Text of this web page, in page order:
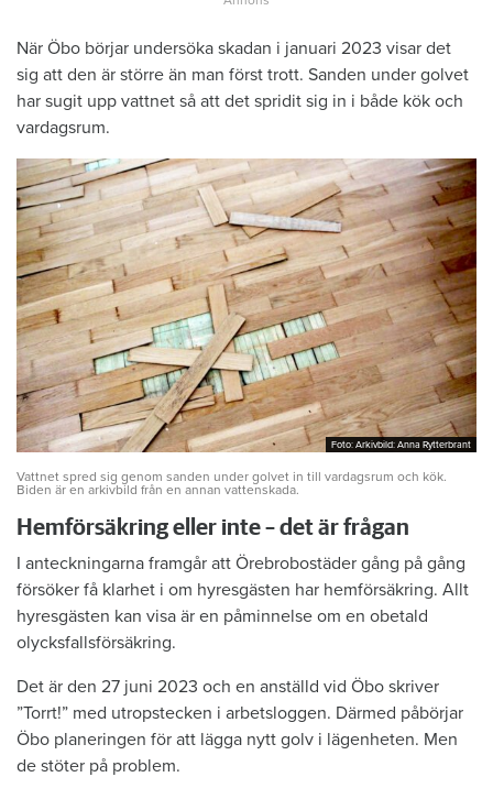
När Öbo börjar undersöka skadan i januari 2023 visar det
sig att den är större än man först trott. Sanden under golvet
har sugit upp vattnet så att det spridit sig in i både kök och
vardagsrum.
Foto: Arkivbild: Anna Rytterbrant
Foto: Arkivbild: Anna Rytterbrant
Vattnet spred sig genom sanden under golvet in till vardagsrum och kök.
Biden är en arkivbild från en annan vattenskada.
Hemförsäkring eller inte – det är frågan
I anteckningarna framgår att Örebrobostäder gång på gång
försöker få klarhet i om hyresgästen har hemförsäkring. Allt
hyresgästen kan visa är en påminnelse om en obetald
olycksfallsförsäkring.
Det är den 27 juni 2023 och en anställd vid Öbo skriver
”Torrt!” med utropstecken i arbetsloggen. Därmed påbörjar
Öbo planeringen för att lägga nytt golv i lägenheten. Men
de stöter på problem.